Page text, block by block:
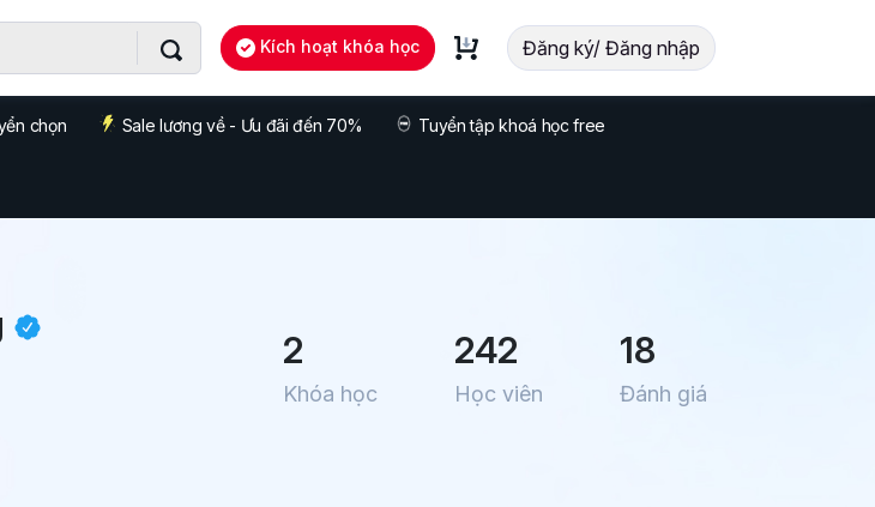
Kích hoạt khóa học Đăng ký/ Đăng nhập
chọn Sale lương về - Ưu đãi đến 70% Tuyển tập khoá học free
2
Khóa học
242
Học viên
18
Đánh giá